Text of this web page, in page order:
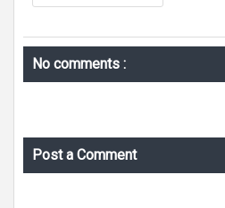
No comments :
Post a Comment